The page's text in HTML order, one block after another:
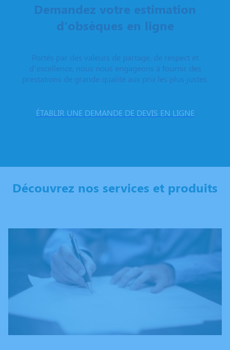
Demandez votre estimation
d'obsèques en ligne
Portés par des valeurs de partage, de respect et
d’excellence, nous nous engageons à fournir des
prestations de grande qualité aux prix les plus justes.
ÉTABLIR UNE DEMANDE DE DEVIS EN LIGNE
Découvrez nos services et produits